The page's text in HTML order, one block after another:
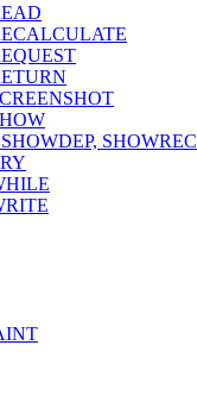
SHOWREC